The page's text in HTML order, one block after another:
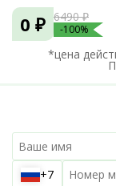
0 ₽ 6490 ₽
-100%
*цена
+7